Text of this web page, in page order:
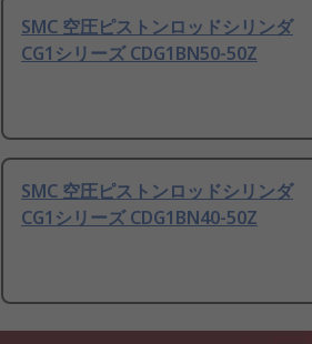
SMC 空圧ピストンロッドシリンダ
CG1シリーズ CDG1BN50-50Z
SMC 空圧ピストンロッドシリンダ
CG1シリーズ CDG1BN40-50Z